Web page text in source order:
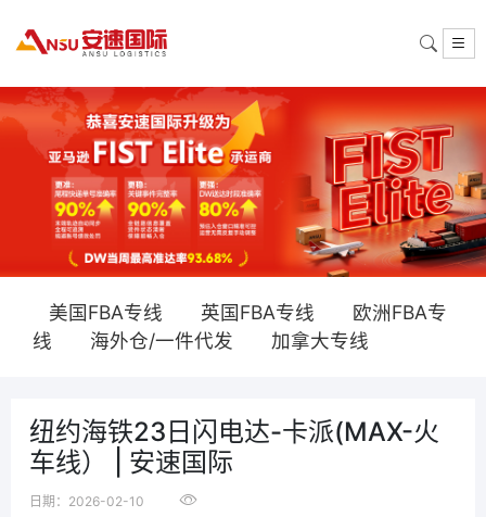
美国FBA专线 英国FBA专线
欧洲FBA专
线
海外仓/一件代发 加拿大专线
纽约海铁23日闪电达-卡派(MAX-火
车线） | 安速国际
日期：2026-02-10